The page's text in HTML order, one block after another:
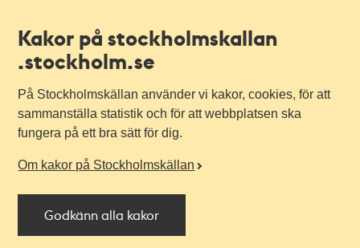
Kakor på stockholmskallan
.stockholm.se
På Stockholmskällan använder vi kakor, cookies, för att
sammanställa statistik och för att webbplatsen ska
fungera på ett bra sätt för dig.
Om kakor på Stockholmskällan
Godkänn alla kakor